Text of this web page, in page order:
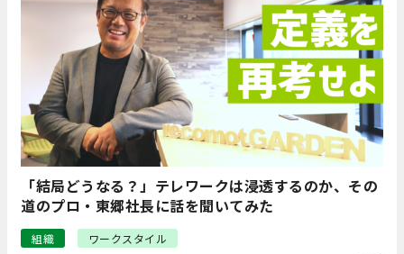
「結局どうなる？」テレワークは浸透するのか、その
道のプロ・東郷社長に話を聞いてみた
組織
ワークスタイル